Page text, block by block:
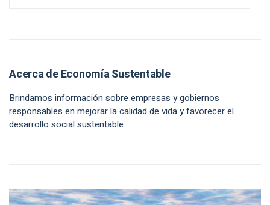
Acerca de Economía Sustentable
Brindamos información sobre empresas y gobiernos
responsables en mejorar la calidad de vida y favorecer el
desarrollo social sustentable.